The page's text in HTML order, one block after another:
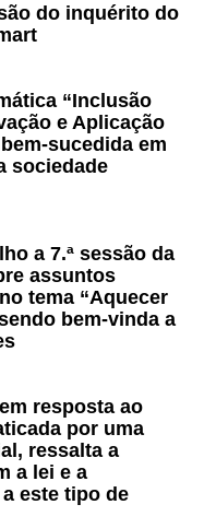
do inquérito do
“Inclusão
e Aplicação
sucedida em
sociedade
a 7.ª sessão da
assuntos
tema “Aquecer
bem-vinda a
resposta ao
por uma
ressalta a
a lei e a
este tipo de